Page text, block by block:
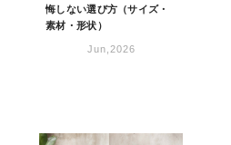
悔しない選び方（サイズ・
素材・形状）
Jun,2026